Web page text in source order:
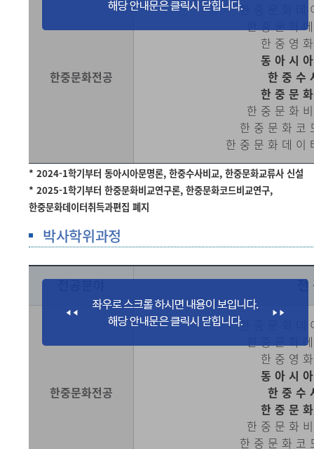
한중문화전공
한중문화
한중문화
한중영
동아시
한중수
한중문
한중문화
한중문화
한중문화데
* 2024-1학기부터 동아시아문명론, 한중수사비교, 한중문화교류사 신설
* 2025-1학기부터 한중문화비교연구론, 한중문화코드비교연구,
한중문화데이터취득과편집 폐지
박사학위과정
전공분야 전
한중문화전공
한중문화
한중문화
한중영
동아시
한중수
한중문
한중문화
한중문화